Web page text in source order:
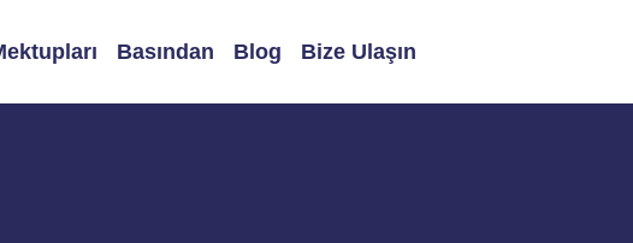
Basından Blog Bize Ulaşın